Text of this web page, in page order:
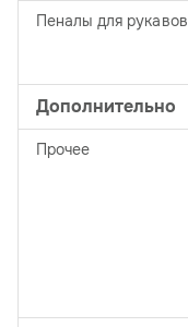
Пеналы для рукавов
Дополнительно
Прочее